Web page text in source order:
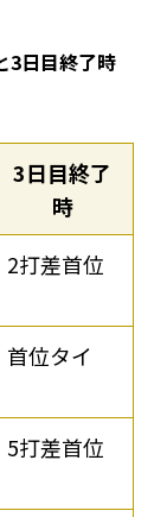
3日目終了時
3日目終了
時
2打差首位
首位タイ
5打差首位